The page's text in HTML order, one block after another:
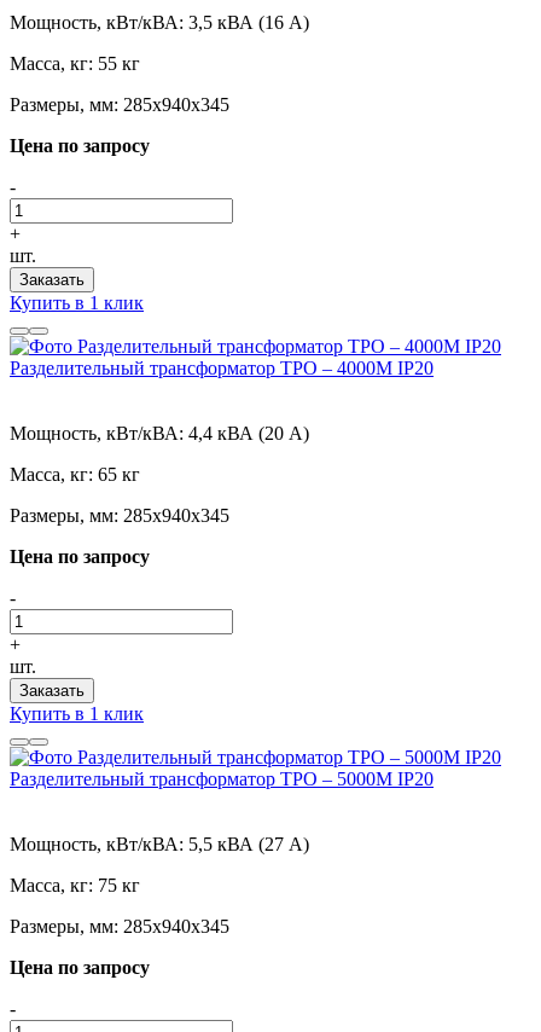
Мощность, кВт/кВА: 3,5 кВА (16 А)
Масса, кг: 55 кг
Размеры, мм: 285х940х345
Цена по запросу
-
+
шт.
Заказать
Купить в 1 клик
Разделительный трансформатор ТРО – 4000М IP20
Мощность, кВт/кВА: 4,4 кВА (20 А)
Масса, кг: 65 кг
Размеры, мм: 285х940х345
Цена по запросу
-
+
шт.
Заказать
Купить в 1 клик
Разделительный трансформатор ТРО – 5000М IP20
Мощность, кВт/кВА: 5,5 кВА (27 А)
Масса, кг: 75 кг
Размеры, мм: 285х940х345
Цена по запросу
-